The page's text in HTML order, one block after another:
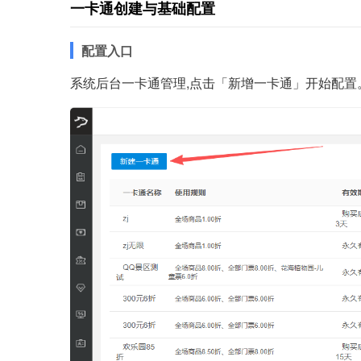
一卡通创建与基础配置
配置入口
系统后台一卡通管理,点击「新增一卡通」开始配置